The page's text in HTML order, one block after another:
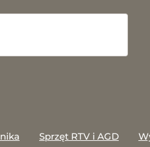
Sprzęt RTV i AGD